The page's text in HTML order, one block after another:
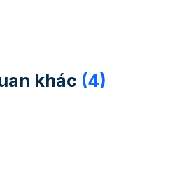
khác (4)